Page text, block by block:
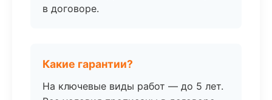
в договоре.
Какие гарантии?
На ключевые виды работ — до 5 лет.